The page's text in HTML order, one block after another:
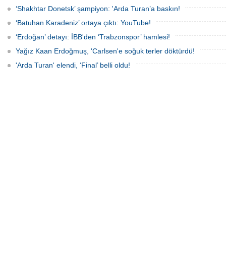
‘Shakhtar Donetsk’ şampiyon: 'Arda Turan’a baskın!
‘Batuhan Karadeniz’ ortaya çıktı: YouTube!
‘Erdoğan’ detayı: İBB'den ‘Trabzonspor’ hamlesi!
Yağız Kaan Erdoğmuş, 'Carlsen'e soğuk terler döktürdü!
'Arda Turan' elendi, ‘Final’ belli oldu!